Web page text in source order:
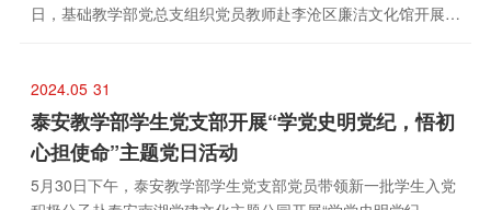
日，基础教学部党总支组织党员教师赴李沧区廉洁文化馆开展警
31
2024.05
泰安教学部学生党支部开展“学党史明党纪，悟初
心担使命”主题党日活动
5月30日下午，泰安教学部学生党支部党员带领新一批学生入党